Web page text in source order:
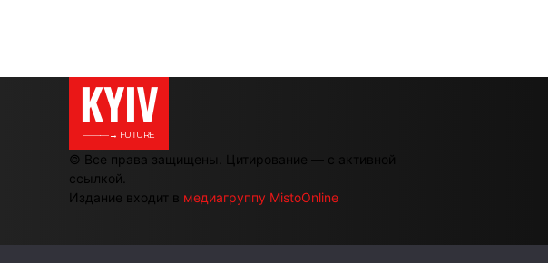
KYIV
———→ FUTURE
© Все права защищены. Цитирование — с активной
ссылкой.
Издание входит в медиагруппу MistoOnline